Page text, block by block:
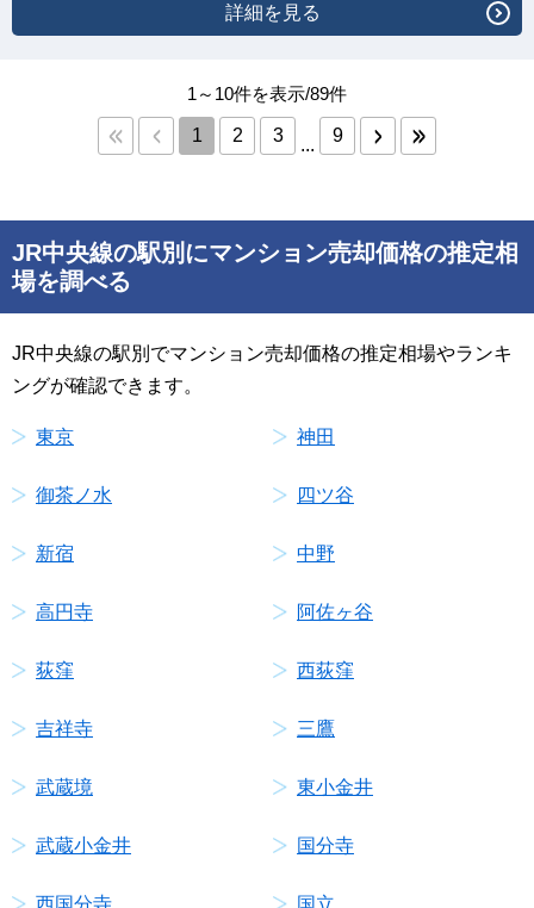
詳細を見る
1～10件を表示/89件
1 2 3 ... 9
JR中央線の駅別にマンション売却価格の推定相
場を調べる
JR中央線の駅別でマンション売却価格の推定相場やランキ
ングが確認できます。
東京 神田
御茶ノ水 四ツ谷
新宿 中野
高円寺 阿佐ヶ谷
荻窪 西荻窪
吉祥寺 三鷹
武蔵境 東小金井
武蔵小金井 国分寺